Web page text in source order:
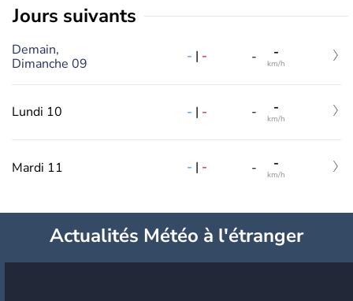
jours suivants
Demain,
Dimanche 09
- | - - -
km/h
Lundi 10 - | - - -
km/h
Mardi 11 - | - - -
km/h
Actualités Météo à l'étranger